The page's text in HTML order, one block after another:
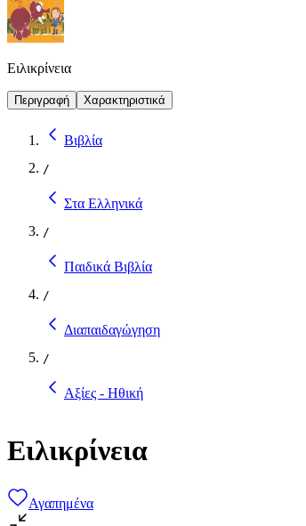
Ειλικρίνεια
Περιγραφή Χαρακτηριστικά
Βιβλία
/
Στα Ελληνικά
/
Παιδικά Βιβλία
/
Διαπαιδαγώγηση
/
Αξίες - Ηθική
Ειλικρίνεια
Αγαπημένα